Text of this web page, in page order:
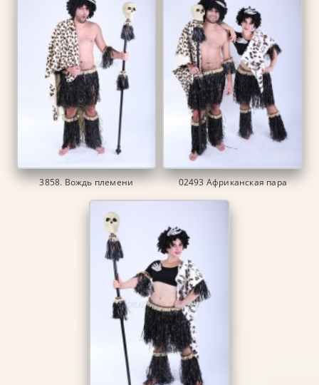
3858. Вождь племени 02493 Африканская пара